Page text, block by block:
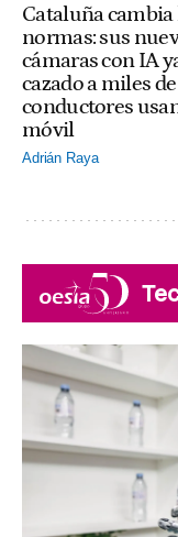
Cataluña cambia
normas: sus
cámaras con IA
cazado a miles de
conductores
móvil
Adrián Raya